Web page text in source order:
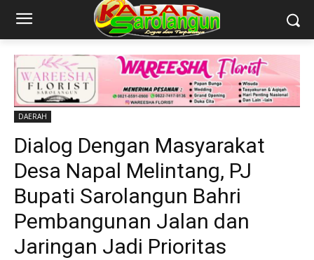
DAERAH
Dialog Dengan Masyarakat
Desa Napal Melintang, PJ
Bupati Sarolangun Bahri
Pembangunan Jalan dan
Jaringan Jadi Prioritas